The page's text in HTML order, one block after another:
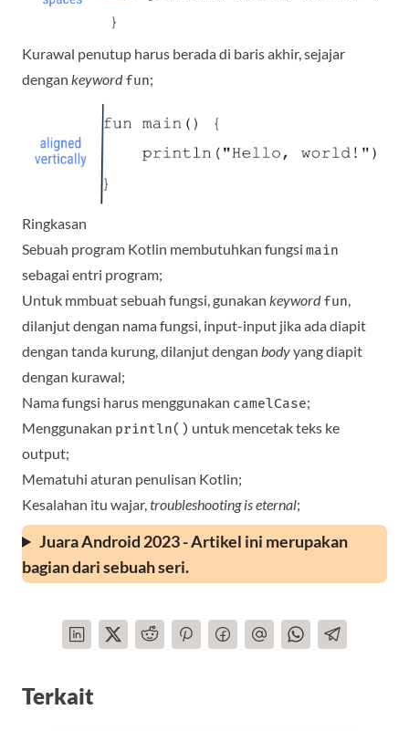
Kurawal penutup harus berada di baris akhir, sejajar
dengan keyword fun;
Ringkasan
Sebuah program Kotlin membutuhkan fungsi main
sebagai entri program;
Untuk mmbuat sebuah fungsi, gunakan keyword fun,
dilanjut dengan nama fungsi, input-input jika ada diapit
dengan tanda kurung, dilanjut dengan bodyyang diapit
dengan kurawal;
Nama fungsi harus menggunakan camelCase;
Menggunakan println() untuk mencetak teks ke
output;
Mematuhi aturan penulisan Kotlin;
Kesalahan itu wajar,troubleshooting is eternal;
Juara Android 2023 - Artikel ini merupakan
bagian dari sebuah seri.
Terkait